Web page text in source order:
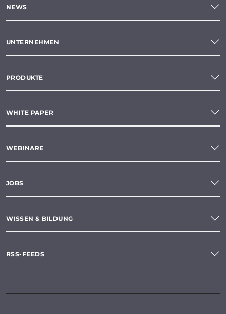
NEWS
UNTERNEHMEN
PRODUKTE
WHITE PAPER
WEBINARE
JOBS
WISSEN & BILDUNG
RSS-FEEDS